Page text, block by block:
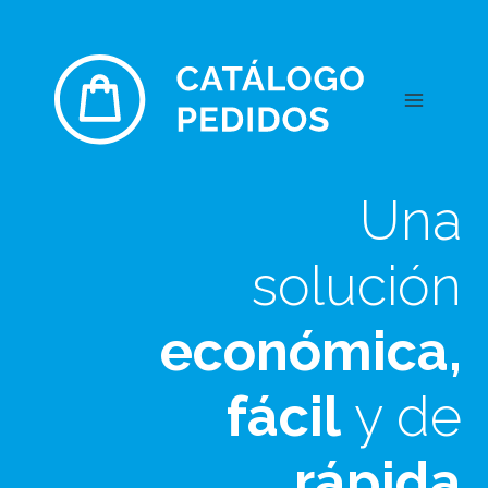
contenido
Una
solución
económica,
fácil y de